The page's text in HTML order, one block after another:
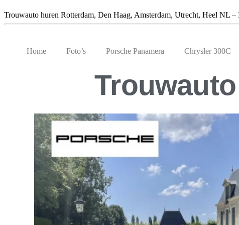
Trouwauto huren Rotterdam, Den Haag, Amsterdam, Utrecht, Heel NL
Home Foto’s Porsche Panamera Chrysler 300C